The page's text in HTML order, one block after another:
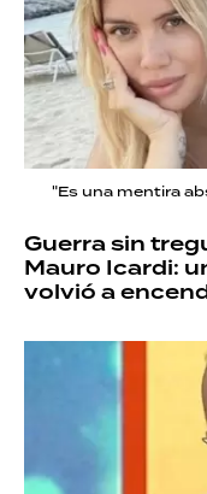
"Es una mentira
Guerra sin
Mauro Icardi:
volvió a